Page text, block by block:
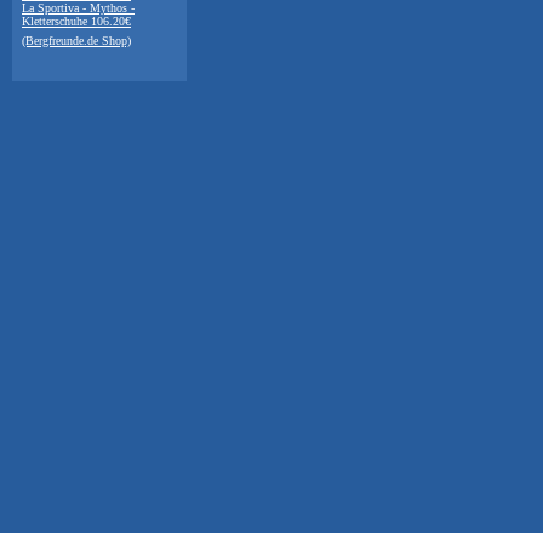
La Sportiva - Mythos -
Kletterschuhe 106.20€
(Bergfreunde.de Shop)